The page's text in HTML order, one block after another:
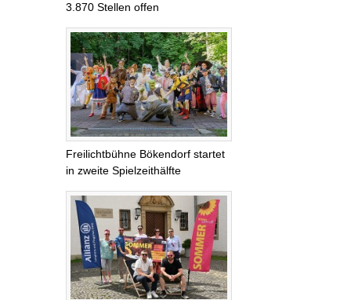
3.870 Stellen offen
Freilichtbühne Bökendorf startet
in zweite Spielzeithälfte